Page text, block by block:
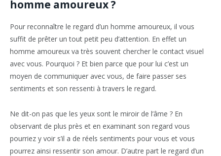
homme amoureux ?
Pour reconnaître le regard d’un homme amoureux, il vous
suffit de prêter un tout petit peu d’attention. En effet un
homme amoureux va très souvent chercher le contact visuel
avec vous. Pourquoi ? Et bien parce que pour lui c’est un
moyen de communiquer avec vous, de faire passer ses
sentiments et son ressenti à travers le regard.
Ne dit-on pas que les yeux sont le miroir de l’âme ? En
observant de plus près et en examinant son regard vous
pourriez y voir s’il a de réels sentiments pour vous et vous
pourrez ainsi ressentir son amour. D’autre part le regard d’un